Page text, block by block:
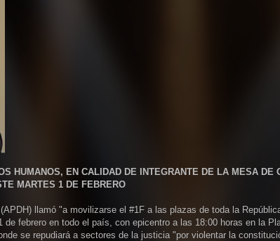
HUMANOS, EN CALIDAD DE INTEGRANTE DE LA MESA DE
MARTES 1 DE FEBRERO
llamó "a movilizarse el #1F a las plazas de toda la
febrero en todo el país, con epicentro a las 18:00 horas en la
se repudiará a sectores de la justicia "por violentar la